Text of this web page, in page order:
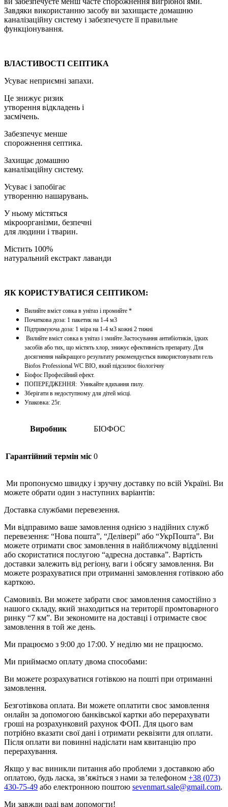
Завдяки використанню засобу ви захищаєте домашню
каналізаційну систему і забезпечуєте її правильне
функціонування.
ВЛАСТИВОСТІ СЕПТИКА
Усуває неприємні запахи.
Це знижує ризик
утворення відкладень і
засмічень.
Забезпечує менше
спорожнення септика.
Захищає домашню
каналізаційну систему.
Усуває і запобігає
утворенню нашарувань.
У ньому містяться
мікроорганізми, безпечні
для людини і тварин.
Містить 100%
натуральний екстракт лаванди
ЯК КОРИСТУВАТИСЯ СЕПТИКОМ:
Вилийте вміст совка в унітаз і промийте *
Початкова доза: 1 пакетик на 1-4 м3
Підтримуюча доза: 1 міра на 1-4 м3 кожні 2 тижні
Вилийте вміст совка в унітаз і змийте.Застосування антибіотиків, їдких
засобів або тих, що містять хлор, знижує ефективність препарату. Для
досягнення найкращого результату рекомендується використовувати гель
Biofos Professional WC BIO, який підсилює біологічну
Біофос Професійний ефект.
ПОПЕРЕДЖЕННЯ: Уникайте вдихання пилу.
Зберігати в недоступному для дітей місці.
Упаковка: 25г.
Виробник БІОФОС
Гарантійний термін міс 0
Ми пропонуємо швидку і зручну доставку по всій Україні. Ви
можете обрати один з наступних варіантів:
Доставка службами перевезення.
Ми відправимо ваше замовлення однією з надійних служб
перевезення: “Нова пошта”, “Делівері” або “УкрПошта”. Ви
можете отримати своє замовлення в найближчому відділенні
або скористатися послугою “адресна доставка”. Вартість
доставки залежить від регіону, ваги і обсягу замовлення. Ви
можете розрахуватися при отриманні замовлення готівкою або
карткою.
Самовивіз. Ви можете забрати своє замовлення самостійно з
нашого складу, який знаходиться на території промтоварного
ринку “7 км”. Ви зекономите на доставці і отримаєте своє
замовлення в той же день.
Ми працюємо з 9:00 до 17:00. У неділю ми не працюємо.
Ми приймаємо оплату двома способами:
Ви можете розрахуватися готівкою на пошті при отриманні
замовлення.
Безготівкова оплата. Ви можете оплатити своє замовлення
онлайн за допомогою банківської картки або перерахувати
гроші на розрахунковий рахунок ФОП. Для цього вам
потрібно вказати свої дані і отримати реквізити для оплати.
Після оплати ви повинні надіслати нам квитанцію про
перерахування.
Якщо у вас виникли питання або проблеми з доставкою або
оплатою, будь ласка, зв’яжіться з нами за телефоном +38 (073)
430-75-49 або електронною поштою sevenmart.sale@gmail.com.
Ми завжди раді вам допомогти!